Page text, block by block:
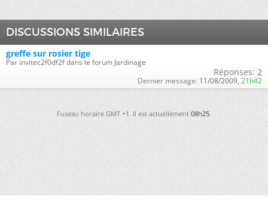
DISCUSSIONS SIMILAIRES
greffe sur rosier tige
Par invitec2f0df2f dans le forum Jardinage
Réponses: 2
Dernier message: 11/08/2009, 21h42
Fuseau horaire GMT +1. Il est actuellement08h25.